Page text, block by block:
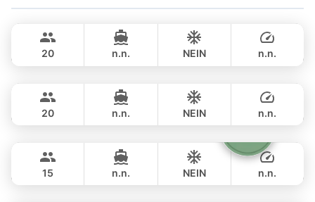
CUSTOM BUILD 40FT
JulesPhuket
20 n.n. NEIN n.n.
CUSTOM BUILD 38FT
฿ 30,600
20 n.n. NEIN n.n.
CUSTOM BUILD 49FT
15 n.n. NEIN
n.n.